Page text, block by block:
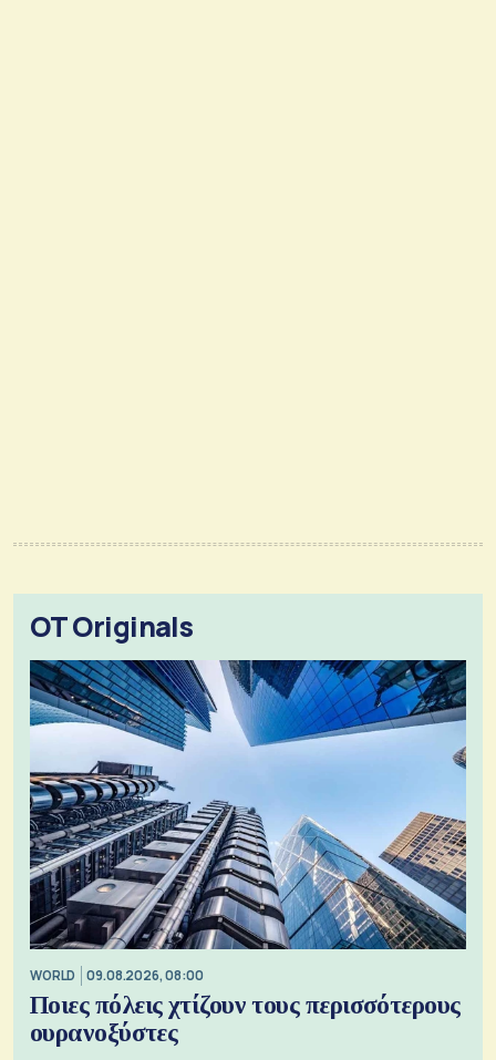
OT Originals
WORLD 09.08.2026, 08:00
Ποιες πόλεις χτίζουν τους περισσότερους
ουρανοξύστες